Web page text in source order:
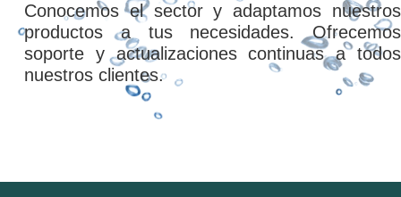
Conocemos el sector y adaptamos nuestros
productos a tus necesidades. Ofrecemos
soporte y actualizaciones continuas a todos
nuestros clientes.